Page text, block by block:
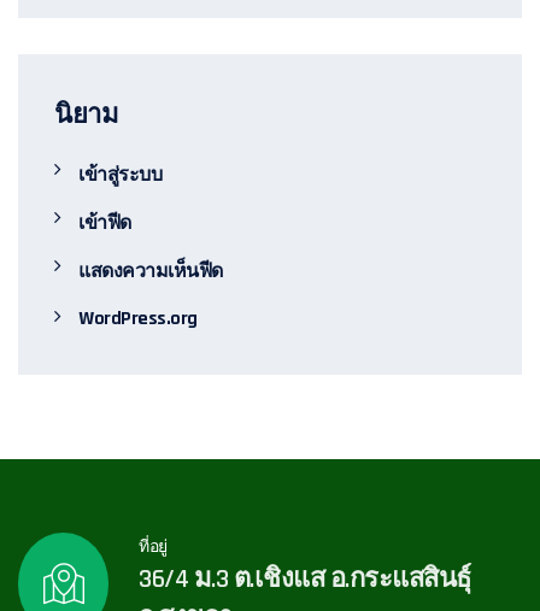
นิยาม
เข้าสู่ระบบ
เข้าฟีด
แสดงความเห็นฟีด
WordPress.org
ที่อยู่
36/4 ม.3 ต.เชิงแส อ.กระแสสินธุ์